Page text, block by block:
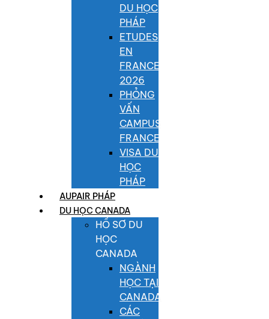
DU HỌC
PHÁP
ETUDES
EN
FRANCE
2026
PHỎNG
VẤN
CAMPUS
FRANCE
VISA DU
HỌC
PHÁP
AUPAIR PHÁP
DU HỌC CANADA
HỒ SƠ DU
HỌC
CANADA
NGÀNH
HỌC TẠI
CANADA
CÁC